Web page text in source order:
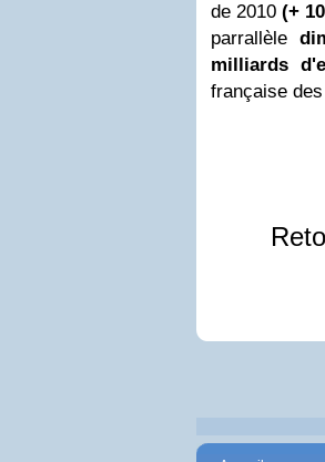
de 2010(+
parrallèle
milliards
française